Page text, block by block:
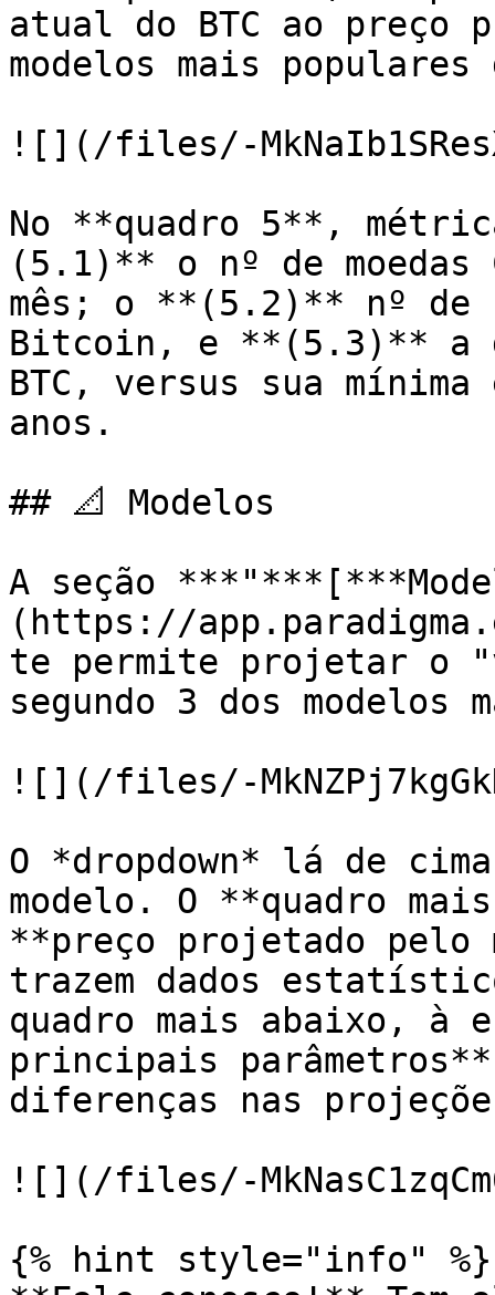
atual do BTC ao preço
modelos mais
![](/files/-
No **quadro 5**,
(5.1)** o nº de moedas
mês; o **(5.2)** nº de
Bitcoin, e **(5.3)** a
BTC, versus sua
anos.
## 📐 Modelos
A seção
(https://
te permite projetar o
segundo 3 dos modelos
![](/files/-
O *dropdown* lá de
modelo. O **quadro
**preço projetado pelo
trazem dados
quadro mais abaixo, à
principais
diferenças nas
![](/files/-
{% hint style="info" %}